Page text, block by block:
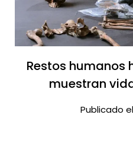
Restos humanos
muestran
Publicado